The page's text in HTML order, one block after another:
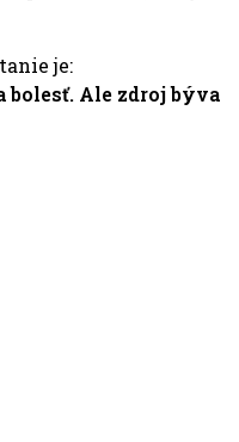
je:
bolesť. Ale zdroj býva